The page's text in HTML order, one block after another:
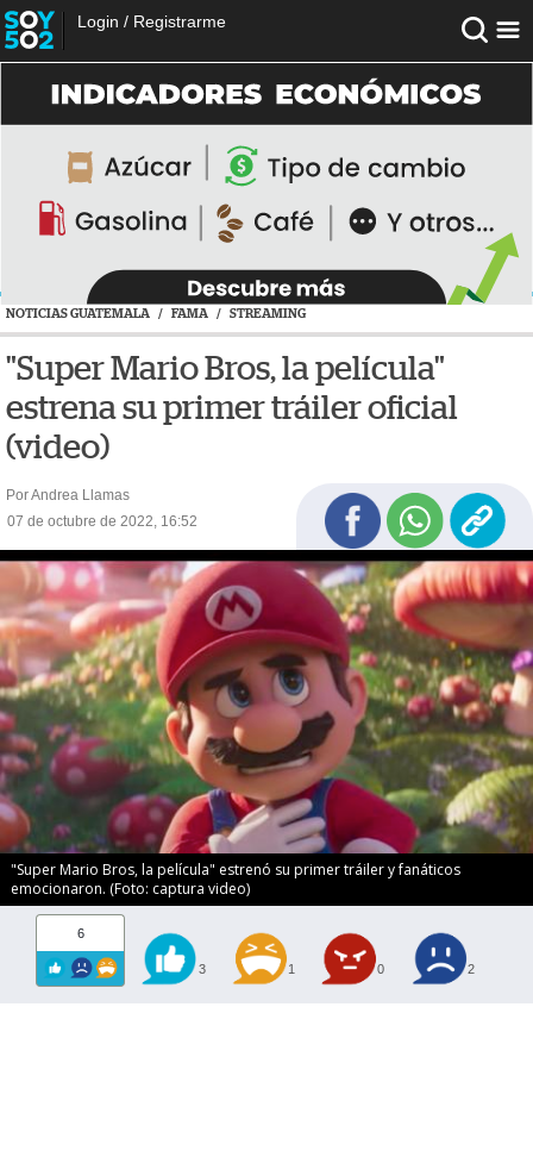
Login / Registrarme
NOTICIAS GUATEMALA / FAMA / STREAMING
"Super Mario Bros, la película"
estrena su primer tráiler oficial
(video)
Por Andrea Llamas
07 de octubre de 2022, 16:52
"Super Mario Bros, la película" estrenó su primer tráiler y fanáticos
emocionaron. (Foto: captura video)
6
3 1 0 2